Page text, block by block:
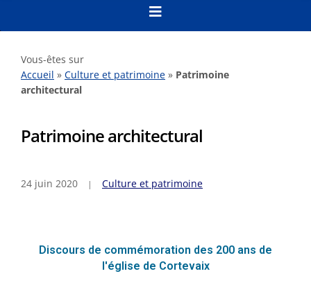
Vous-êtes sur
Accueil » Culture et patrimoine » Patrimoine
architectural
Patrimoine architectural
24 juin 2020 Culture et patrimoine
Discours de commémoration des 200 ans de
l'église de Cortevaix